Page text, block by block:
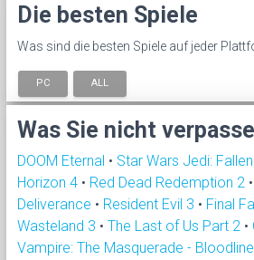
Die besten Spiele
Was sind die besten Spiele auf jeder
PC ALL
Was Sie nicht
DOOM Eternal • Star Wars Jedi:
Horizon 4 • Red Dead Redemption 2 •
Deliverance • Resident Evil 3 • Final
Wasteland 3 • The Last of Us Part 2 •
Vampire: The Masquerade -